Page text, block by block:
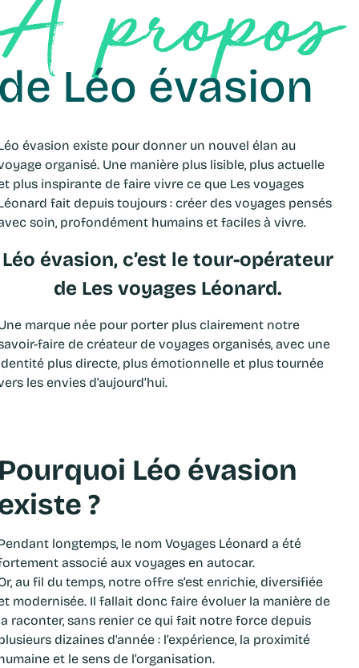
Léo évasion
évasion existe pour donner un nouvel élan au
organisé. Une manière plus lisible, plus actuelle
plus inspirante de faire vivre ce que Les voyages
fait depuis toujours : créer des voyages pensés
soin, profondément humains et faciles à vivre.
Léo évasion, c’est le tour-opérateur
de Les voyages Léonard.
marque née pour porter plus clairement notre
faire de créateur de voyages organisés, avec une
plus directe, plus émotionnelle et plus tournée
les envies d’aujourd’hui.
Léo évasion
?
longtemps, le nom Voyages Léonard a été
associé aux voyages en autocar.
au fil du temps, notre offre s’est enrichie, diversifiée
modernisée. Il fallait donc faire évoluer la manière de
raconter, sans renier ce qui fait notre force depuis
dizaines d'année : l’expérience, la proximité
et le sens de l’organisation.